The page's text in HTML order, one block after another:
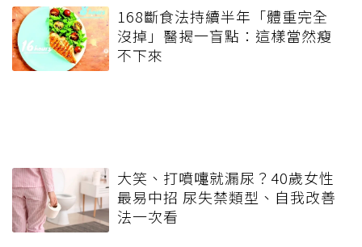
168斷食法持續半年「體重完全
沒掉」醫揭一盲點：這樣當然瘦
不下來
大笑、打噴嚏就漏尿？40歲女性
最易中招 尿失禁類型、自我改善
法一次看